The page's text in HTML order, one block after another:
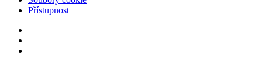
Přístupnost